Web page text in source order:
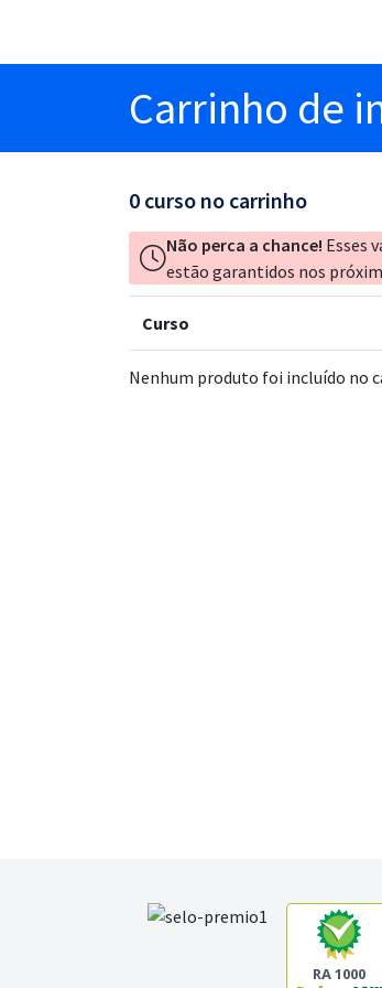
Carrinho de
0 curso no carrinho
Não perca a chance! Esses
estão garantidos nos
Curso
Nenhum produto foi incluído no
RA 1000